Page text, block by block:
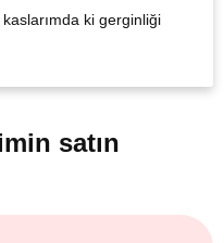
ki gerginliği
satın